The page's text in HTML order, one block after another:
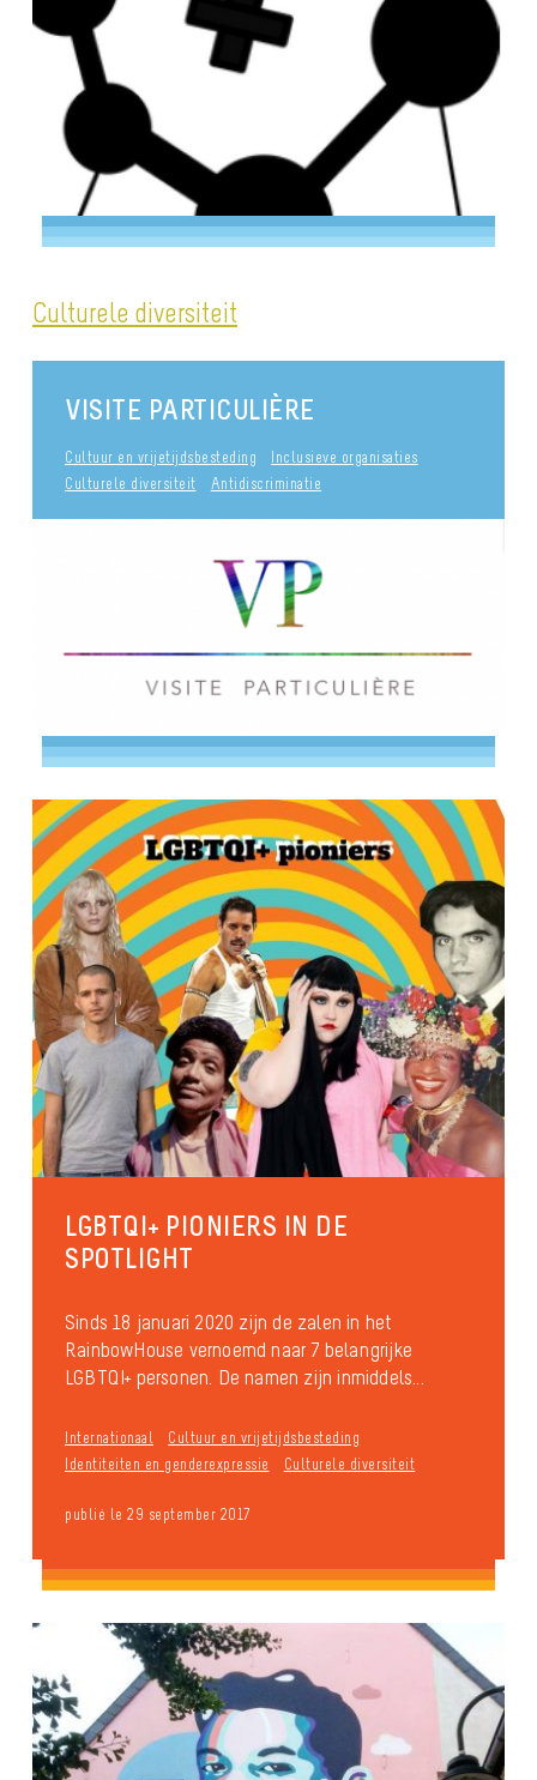
Culturele diversiteit
VISITE PARTICULIÈRE
Cultuur en vrijetijdsbesteding
Inclusieve organisaties
Culturele diversiteit
Antidiscriminatie
LGBTQI+ PIONIERS IN DE
SPOTLIGHT
Sinds 18 januari 2020 zijn de zalen in het
RainbowHouse vernoemd naar 7 belangrijke
LGBTQI+ personen. De namen zijn inmiddels...
Internationaal
Cultuur en vrijetijdsbesteding
Identiteiten en genderexpressie
Culturele diversiteit
publié le 29 september 2017